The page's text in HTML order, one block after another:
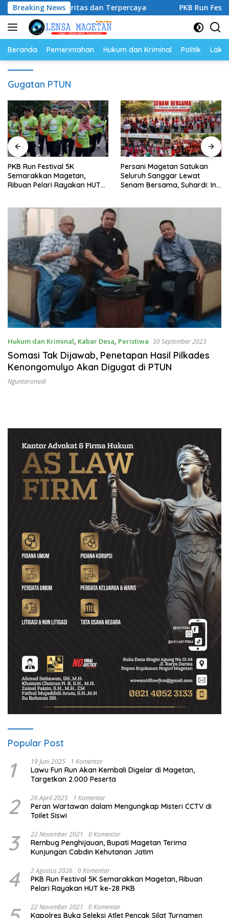
Langsung
ke
konten
Breaking News
Berintegritas dan Terpercaya PKB Run Festival 5K
Beranda Pemerintahan Hukum dan Kriminal Politik
Gugatan PTUN
PKB Run Festival 5K
Semarakkan Magetan,
Ribuan Pelari Rayakan HUT
Persani Magetan Satukan
Seluruh Sanggar Lewat
Senam Bersama, Suhardi: Ini
Hukum dan Kriminal, Kabar Desa, Peristiwa 30 September 2023
Somasi Tak Dijawab, Penetapan Hasil Pilkades
Kenongomulyo Akan Digugat di PTUN
Nguntoronadi
Popular Post
1 19 Juni 2025 1 Komentar
Lawu Fun Run Akan Kembali Digelar di Magetan,
Targetkan 2.000 Peserta
2 26 April 2025 1 Komentar
Peran Wartawan dalam Mengungkap Misteri CCTV di
Toilet Siswi
3 22 November 2021 0 Komentar
Rembug Penghijauan, Bupati Magetan Terima
Kunjungan Cabdin Kehutanan Jatim
4 2 Agustus 2026 0 Komentar
PKB Run Festival 5K Semarakkan Magetan, Ribuan
Pelari Rayakan HUT ke-28 PKB
22 November 2021 0 Komentar
Kapolres Buka Seleksi Atlet Pencak Silat Turnamen